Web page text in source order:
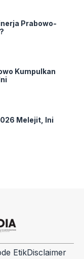
Prabowo-
Kumpulkan
Melejit, Ini
EtikDisclaimer